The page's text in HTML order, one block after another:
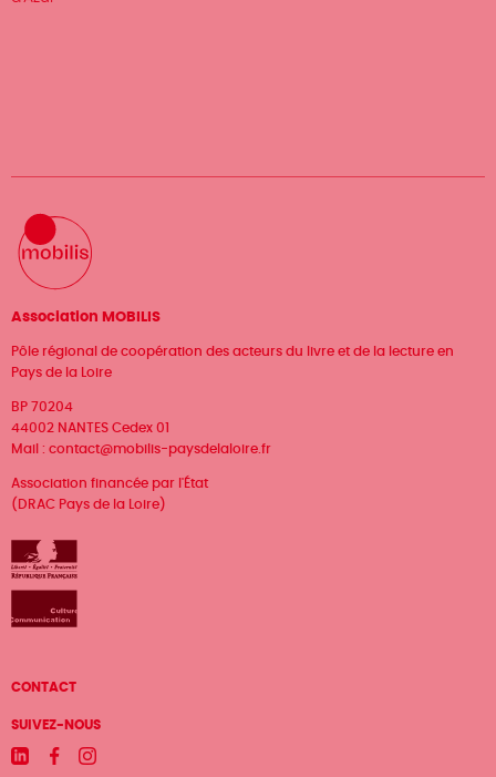
Association MOBILIS
Pôle régional de coopération des acteurs du livre et de la lecture en
Pays de la Loire
BP 70204
44002 NANTES Cedex 01
Mail : contact@mobilis-paysdelaloire.fr
Association financée par l'État
(DRAC Pays de la Loire)
Menu
Pied
de
CONTACT
SUIVEZ-NOUS
LinkedinFacebookInstagram